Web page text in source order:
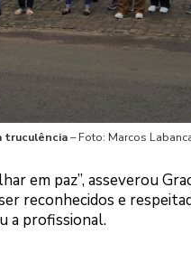
truculência– Foto: Marcos
em paz”, asseverou
reconhecidos e
a profissional.